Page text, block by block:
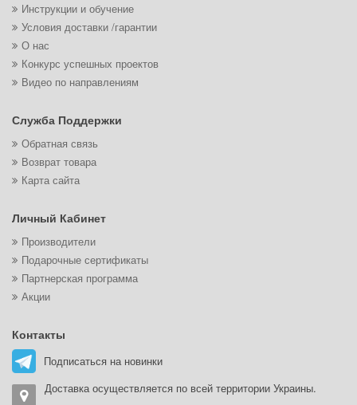
Инструкции и обучение
Условия доставки /гарантии
О нас
Конкурс успешных проектов
Видео по направлениям
Служба Поддержки
Обратная связь
Возврат товара
Карта сайта
Личный Кабинет
Производители
Подарочные сертификаты
Партнерская программа
Акции
Контакты
Подписаться на новинки
Доставка осуществляется по всей территории Украины.